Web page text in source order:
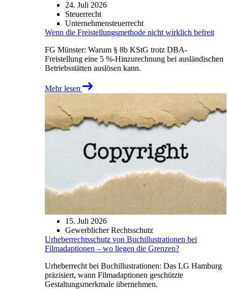
24. Juli 2026
Steuerrecht
Unternehmensteuerrecht
Wenn die Freistellungsmethode nicht wirklich befreit
FG Münster: Warum § 8b KStG trotz DBA-
Freistellung eine 5 %-Hinzurechnung bei ausländischen
Betriebsstätten auslösen kann.
Mehr lesen
15. Juli 2026
Gewerblicher Rechtsschutz
Urheberrechtsschutz von Buchillustrationen bei
Filmadaptionen – wo liegen die Grenzen?
Urheberrecht bei Buchillustrationen: Das LG Hamburg
präzisiert, wann Filmadaptionen geschützte
Gestaltungsmerkmale übernehmen.